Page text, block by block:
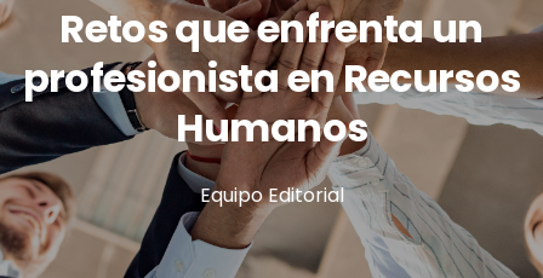
Retos que enfrenta un
profesionista en Recursos
Humanos
Equipo Editorial